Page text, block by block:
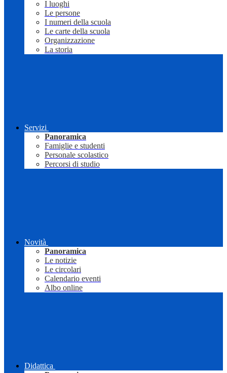
I luoghi
Le persone
I numeri della scuola
Le carte della scuola
Organizzazione
La storia
Servizi
Panoramica
Famiglie e studenti
Personale scolastico
Percorsi di studio
Novità
Panoramica
Le notizie
Le circolari
Calendario eventi
Albo online
Didattica